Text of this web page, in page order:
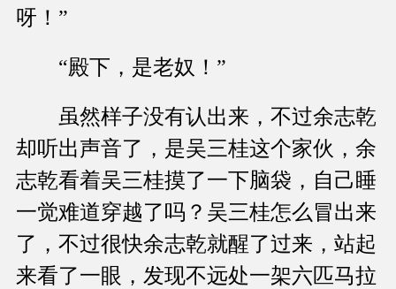
呀！”
“殿下，是老奴！”
虽然样子没有认出来，不过余志乾
却听出声音了，是吴三桂这个家伙，余
志乾看着吴三桂摸了一下脑袋，自己睡
一觉难道穿越了吗？吴三桂怎么冒出来
了，不过很快余志乾就醒了过来，站起
来看了一眼，发现不远处一架六匹马拉